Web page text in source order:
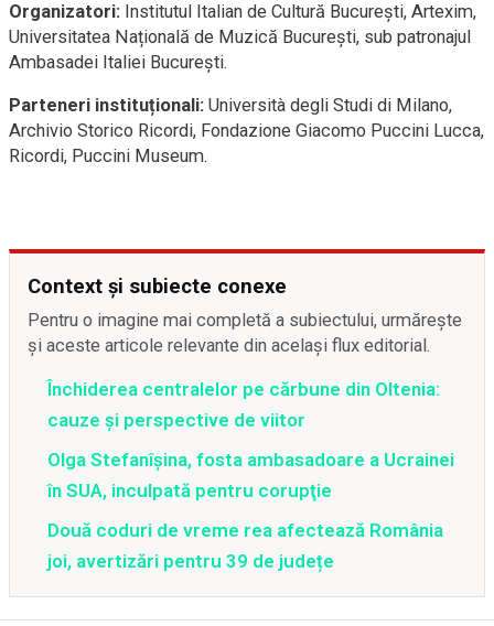
Organizatori: Institutul Italian de Cultură București, Artexim,
Universitatea Națională de Muzică București, sub patronajul
Ambasadei Italiei București.
Parteneri instituționali: Università degli Studi di Milano,
Archivio Storico Ricordi, Fondazione Giacomo Puccini Lucca,
Ricordi, Puccini Museum.
Context și subiecte conexe
Pentru o imagine mai completă a subiectului, urmărește
și aceste articole relevante din același flux editorial.
Închiderea centralelor pe cărbune din Oltenia:
cauze și perspective de viitor
Olga Stefanîşina, fosta ambasadoare a Ucrainei
în SUA, inculpată pentru corupţie
Două coduri de vreme rea afectează România
joi, avertizări pentru 39 de județe